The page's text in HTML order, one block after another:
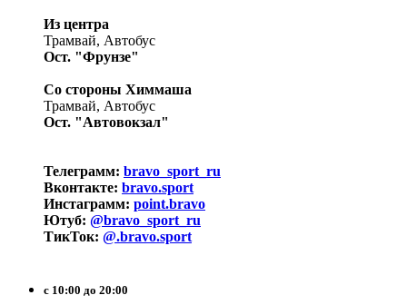
Из центра
Трамвай, Автобус
Ост. "Фрунзе"
Со стороны Химмаша
Трамвай, Автобус
Ост. "Автовокзал"
Телеграмм: bravo_sport_ru
Вконтакте: bravo.sport
Инстаграмм: point.bravo
Ютуб: @bravo_sport_ru
ТикТок: @.bravo.sport
с 10:00 до 20:00